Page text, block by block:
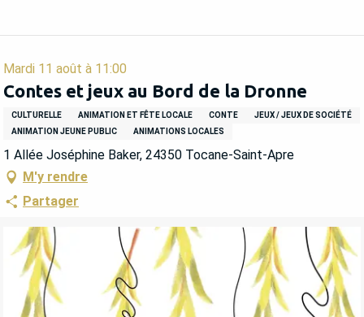
Mardi 11 août à 11:00
Contes et jeux au Bord de la Dronne
CULTURELLE ANIMATION ET FÊTE LOCALE CONTE
JEUX / JEUX DE SOCIÉTÉ
ANIMATION JEUNE PUBLIC
ANIMATIONS LOCALES
1 Allée Joséphine Baker, 24350 Tocane-Saint-Apre
M'y rendre
Partager